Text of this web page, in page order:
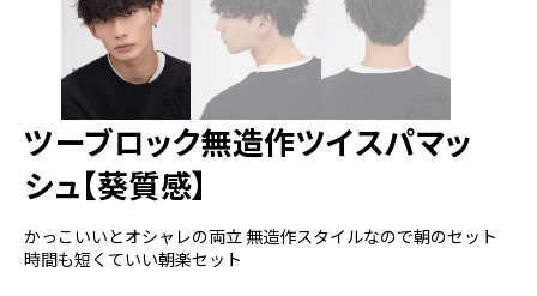
ツーブロック無造作ツイスパマッ
シュ【葵質感】
かっこいいとオシャレの両立 無造作スタイルなので朝のセット
時間も短くていい朝楽セット